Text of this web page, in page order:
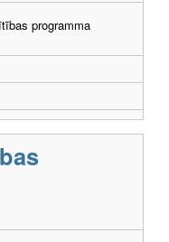
programma